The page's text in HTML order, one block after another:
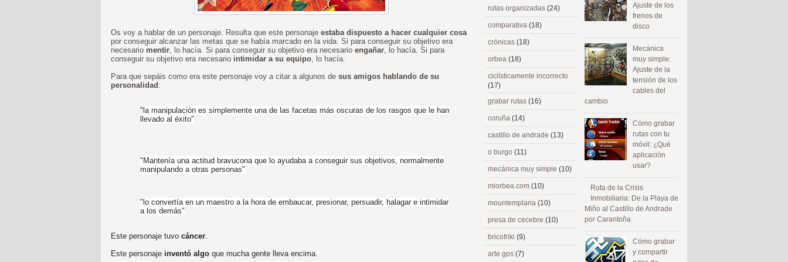
Os voy a hablar de un personaje. Resulta que este personaje estaba dispuesto a hacer cualquier cosa
por conseguir alcanzar las metas que se había marcado en la vida. Si para conseguir su objetivo era
necesario mentir, lo hacía. Si para conseguir su objetivo era necesario engañar, lo hacía. Si para
conseguir su objetivo era necesario intimidar a su equipo, lo hacía.
Para que sepáis como era este personaje voy a citar a algunos de sus amigos hablando de su
personalidad :
" la manipulación es simplemente una de las facetas más oscuras de los rasgos que le han
llevado al éxito"
"Mantenía una actitud bravucona que lo ayudaba a conseguir sus objetivos, normalmente
manipulando a otras personas"
" lo convertía en un maestro a la hora de embaucar, presionar, persuadir, halagar e intimidar
a los demás"
Este personaje tuvo cáncer.
Este personaje inventó algo que mucha gente lleva encima.
Ajuste de los
frenos de
disco
Mecánica
muy simple:
Ajuste de la
tensión de los
cables del
cambio
Cómo grabar
rutas con tu
móvil: ¿Qué
aplicación
usar?
Ruta de la Crisis
Inmobiliaria: De la Playa de
Miño al Castillo de Andrade
por Carantoña
Cómo grabar
y compartir
rutas organizadas (24)
comparativa (18)
crónicas (18)
orbea (18)
ciclísticamente incorrecto
(17)
grabar rutas (16)
coruña (14)
castillo de andrade (13)
o burgo (11)
mecánica muy simple (10)
miorbea.com (10)
mountemplaria (10)
presa de cecebre (10)
bricofriki (9)
arte gps (7)